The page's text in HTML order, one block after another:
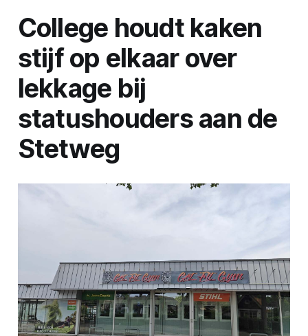
College houdt kaken
stijf op elkaar over
lekkage bij
statushouders aan de
Stetweg